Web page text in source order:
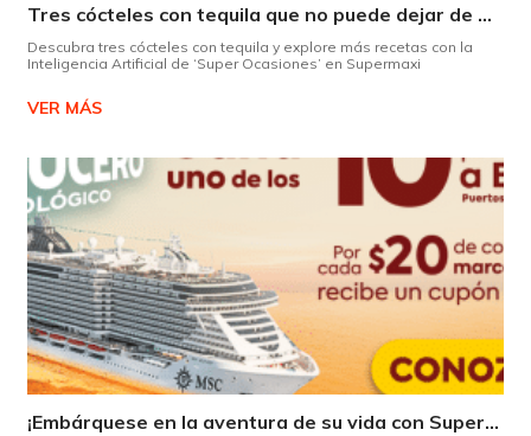
Tres cócteles con tequila que no puede dejar de probar gracias a nuestra IA.
Descubra tres cócteles con tequila y explore más recetas con la
Inteligencia Artificial de ‘Super Ocasiones’ en Supermaxi
VER MÁS
¡Embárquese en la aventura de su vida con Supermaxi!